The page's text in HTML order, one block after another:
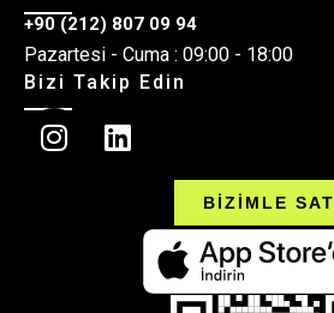
+90 (212) 807 09 94
Pazartesi - Cuma : 09:00 - 18:00
Bizi Takip Edin
BİZİMLE SAT